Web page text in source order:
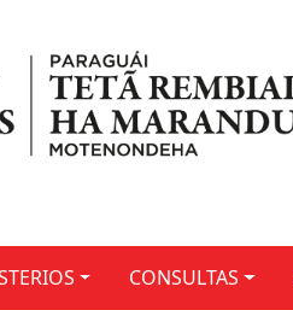
CONSULTAS